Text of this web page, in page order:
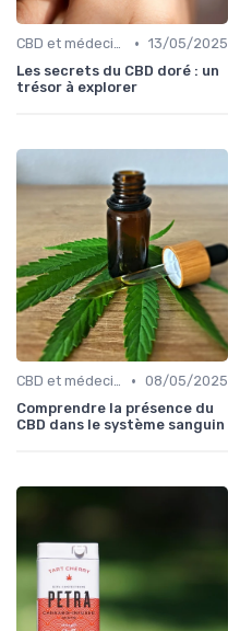
CBD et médecine • 13/05/2025
Les secrets du CBD doré : un
trésor à explorer
CBD et médecine • 08/05/2025
Comprendre la présence du
CBD dans le système sanguin